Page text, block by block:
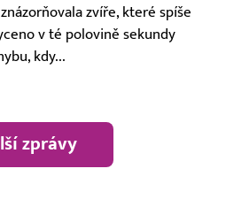
zvíře, které spíše
v té polovině sekundy
kdy...
zprávy